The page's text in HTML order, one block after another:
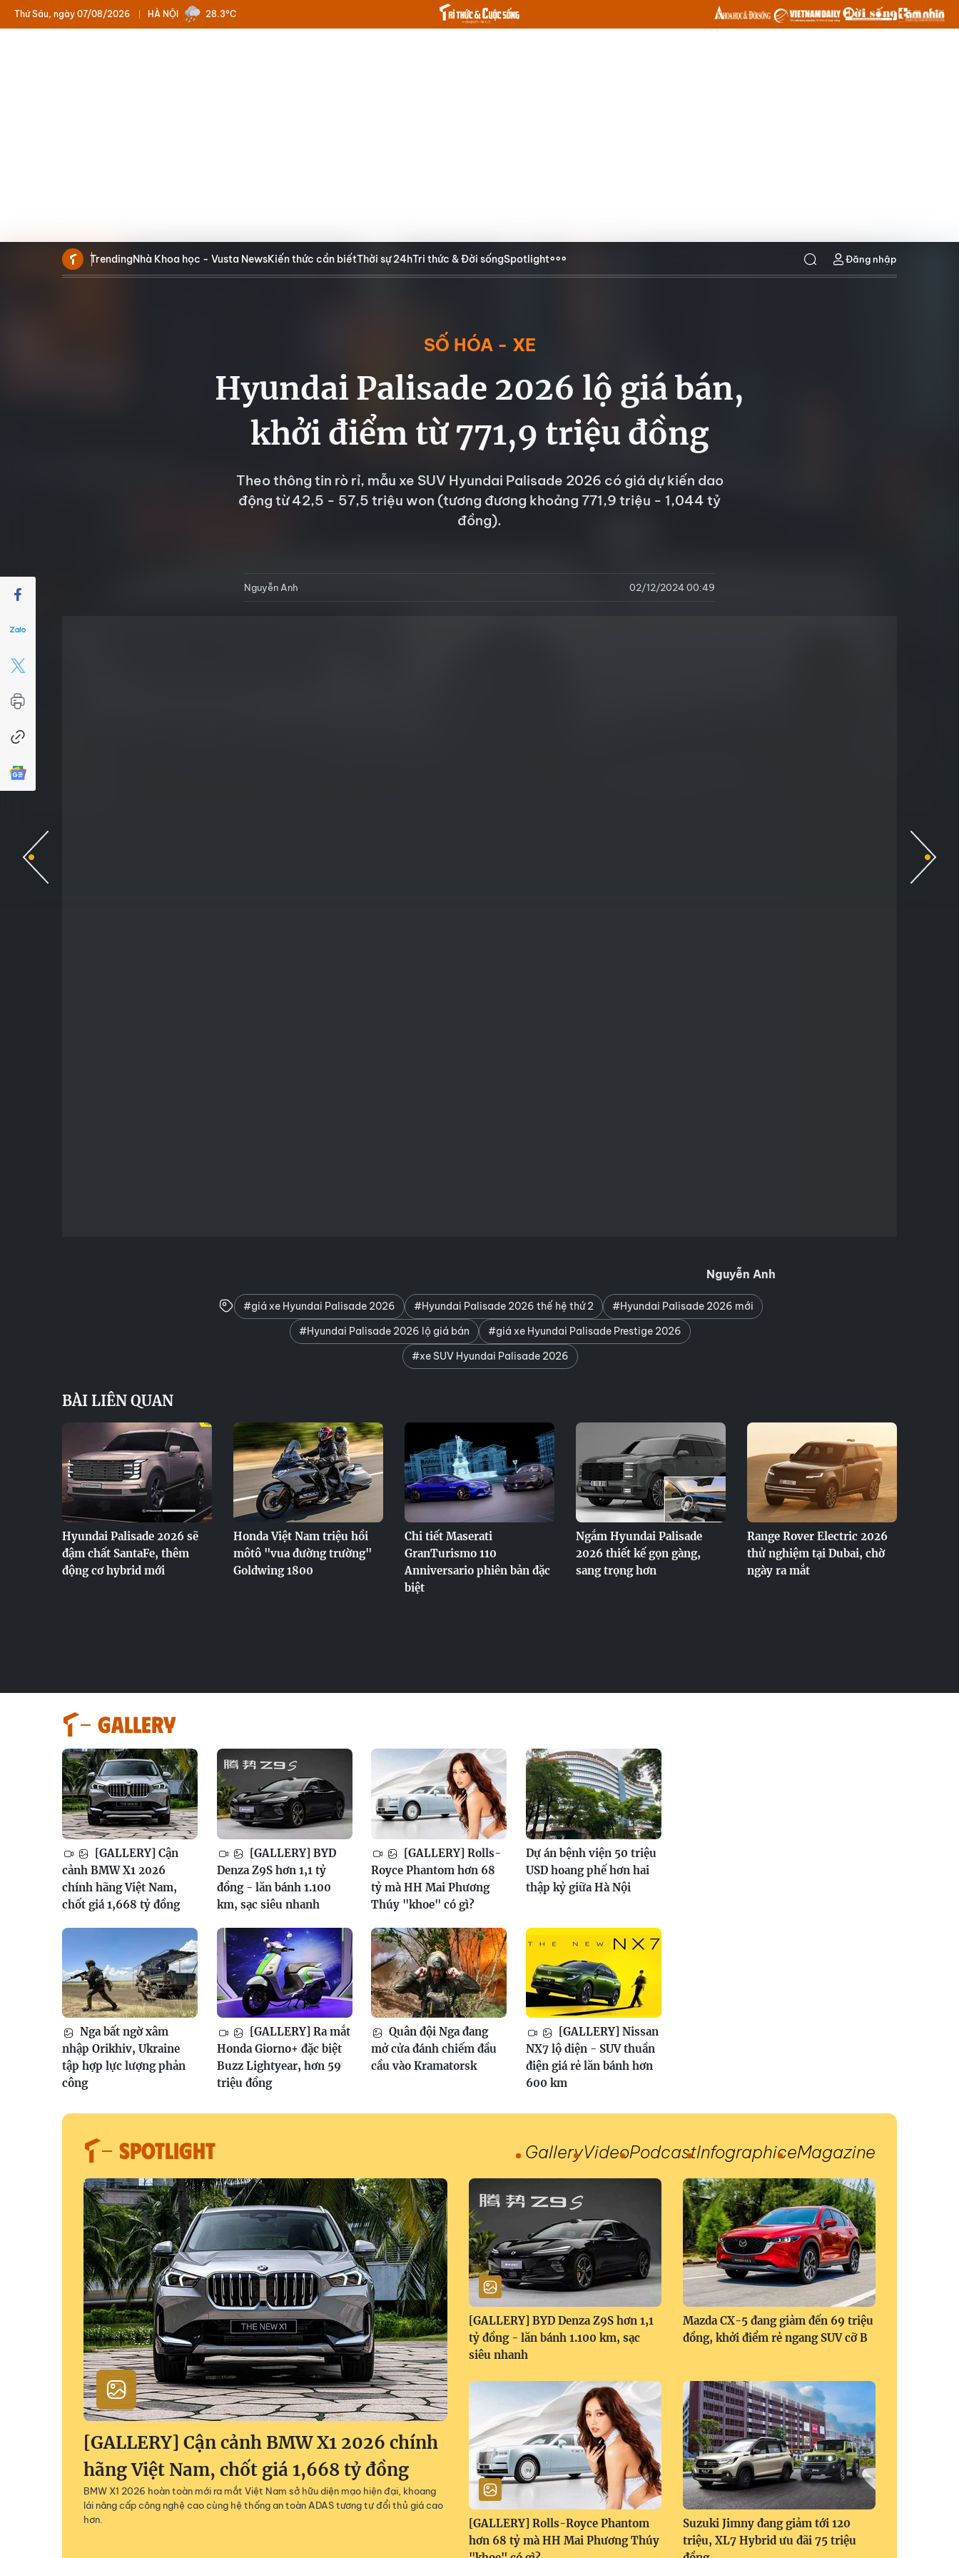
HÀ NỘI
Thứ Sáu, ngày 07/08/2026 28.3°C
TrendingNhà Khoa học - Vusta NewsKiến thức cần biếtThời sự 24hTri thức & Đời sốngSpotlight Đăng nhập
SỐ HÓA - XE
Hyundai Palisade 2026 lộ giá bán,
khởi điểm từ 771,9 triệu đồng
Theo thông tin rò rỉ, mẫu xe SUV Hyundai Palisade 2026 có giá dự kiến dao
động từ 42,5 - 57,5 triệu won (tương đương khoảng 771,9 triệu - 1,044 tỷ
đồng).
Nguyễn Anh 02/12/2024 00:49
Nguyễn Anh
#giá xe Hyundai Palisade 2026 #Hyundai Palisade 2026 thế hệ thứ 2
#Hyundai Palisade 2026 mới
#Hyundai Palisade 2026 lộ giá bán
#giá xe Hyundai Palisade Prestige 2026
#xe SUV Hyundai Palisade 2026
BÀI LIÊN QUAN
Hyundai Palisade 2026 sẽ
đậm chất SantaFe, thêm
động cơ hybrid mới
Honda Việt Nam triệu hồi
môtô "vua đường trường"
Goldwing 1800
Chi tiết Maserati
GranTurismo 110
Anniversario phiên bản đặc
biệt
Ngắm Hyundai Palisade
2026 thiết kế gọn gàng,
sang trọng hơn
Range Rover Electric 2026
thử nghiệm tại Dubai, chờ
ngày ra mắt
GALLERY
[GALLERY] Cận
cảnh BMW X1 2026
chính hãng Việt Nam,
chốt giá 1,668 tỷ đồng
[GALLERY] BYD
Denza Z9S hơn 1,1 tỷ
đồng - lăn bánh 1.100
km, sạc siêu nhanh
[GALLERY] Rolls-
Royce Phantom hơn 68
tỷ mà HH Mai Phương
Thúy "khoe" có gì?
Dự án bệnh viện 50 triệu
USD hoang phế hơn hai
thập kỷ giữa Hà Nội
Nga bất ngờ xâm
nhập Orikhiv, Ukraine
tập hợp lực lượng phản
công
[GALLERY] Ra mắt
Honda Giorno+ đặc biệt
Buzz Lightyear, hơn 59
triệu đồng
Quân đội Nga đang
mở cửa đánh chiếm đầu
cầu vào Kramatorsk
[GALLERY] Nissan
NX7 lộ diện - SUV thuần
điện giá rẻ lăn bánh hơn
600 km
SPOTLIGHT GalleryVideoPodcastInfographiceMagazine
[GALLERY] Cận cảnh BMW X1 2026 chính
hãng Việt Nam, chốt giá 1,668 tỷ đồng
BMW X1 2026 hoàn toàn mới ra mắt Việt Nam sở hữu diện mạo hiện đại, khoang
lái nâng cấp công nghệ cao cùng hệ thống an toàn ADAS tương tự đổi thủ giá cao
hơn.
[GALLERY] BYD Denza Z9S hơn 1,1
tỷ đồng - lăn bánh 1.100 km, sạc
siêu nhanh
Mazda CX-5 đang giảm đến 69 triệu
đồng, khởi điểm rẻ ngang SUV cỡ B
[GALLERY] Rolls-Royce Phantom
hơn 68 tỷ mà HH Mai Phương Thúy
Suzuki Jimny đang giảm tới 120
triệu, XL7 Hybrid ưu đãi 75 triệu